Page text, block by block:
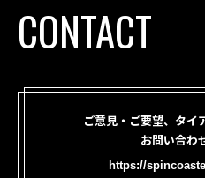
CONTACT
ご意見・ご要望、タイ
お問い合わ
https://